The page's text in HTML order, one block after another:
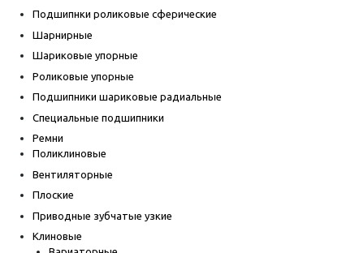
Подшипнки роликовые сферические
Шарнирные
Шариковые упорные
Роликовые упорные
Подшипники шариковые радиальные
Специальные подшипники
Ремни
Поликлиновые
Вентиляторные
Плоские
Приводные зубчатые узкие
Клиновые